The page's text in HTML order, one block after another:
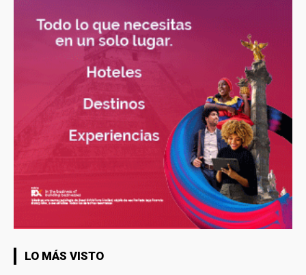
LO MÁS VISTO